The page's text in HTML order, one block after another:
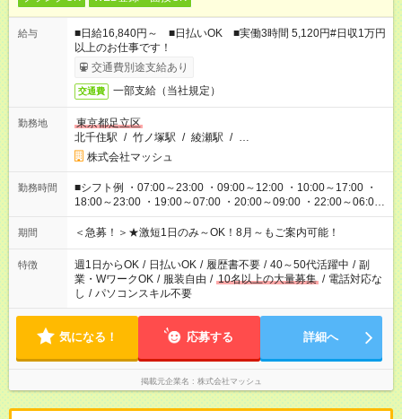
給与
■日給16,840円～ ■日払いOK ■実働3時間 5,120円#日収1万円
以上のお仕事です！
交通費別途支給あり
交通費 一部支給（当社規定）
勤務地
東京都足立区
北千住駅 / 竹ノ塚駅 / 綾瀬駅 / …
株式会社マッシュ
勤務時間
■シフト例 ・07:00～23:00 ・09:00～12:00 ・10:00～17:00 ・
18:00～23:00 ・19:00～07:00 ・20:00～09:00 ・22:00～06:00
etc ★最短3時間で5,120円のお仕事から／15時間で2万円近く稼
げるお仕事も！ ご希望のお時間に合わせてご紹介！ ※シフトは
ください！
期間 ＜急募！＞★激短1日のみ～OK！8月～もご案内可能！
特徴 週1日からOK / 日払いOK / 履歴書不要 / 40～50代活躍中 / 副
業・WワークOK / 服装自由 / 10名以上の大量募集 / 電話対応な
し / パソコンスキル不要
気になる！ 応募する 詳細へ
掲載元企業名 株式会社マッシュ